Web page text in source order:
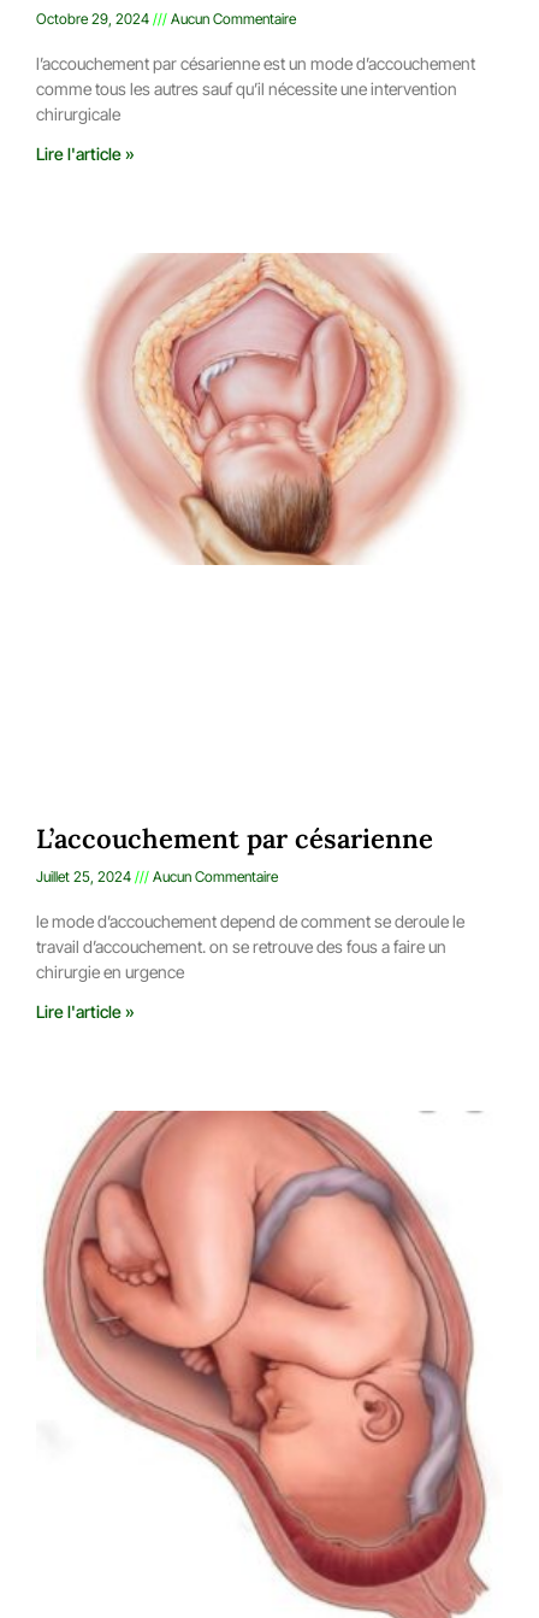
Octobre 29, 2024 Aucun Commentaire
l’accouchement par césarienne est un mode d’accouchement
comme tous les autres sauf qu’il nécessite une intervention
chirurgicale
Lire l'article »
L’accouchement par césarienne
Juillet 25, 2024 Aucun Commentaire
le mode d’accouchement depend de comment se deroule le
travail d’accouchement. on se retrouve des fous a faire un
chirurgie en urgence
Lire l'article »